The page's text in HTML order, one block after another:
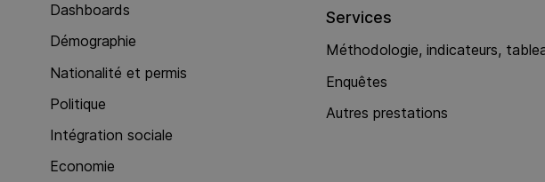
Dashboards
Démographie
Nationalité et permis
Politique
Intégration sociale
Economie
Services
Méthodologie, indicateurs,
Enquêtes
Autres prestations